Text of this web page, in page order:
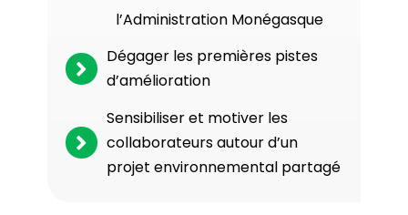
l’Administration Monégasque
Dégager les premières pistes
d’amélioration
Sensibiliser et motiver les
collaborateurs autour d’un
projet environnemental partagé